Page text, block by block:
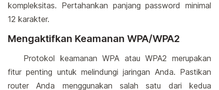
kompleksitas. Pertahankan panjang password minimal
12 karakter.
Mengaktifkan Keamanan WPA/WPA2
Protokol keamanan WPA atau WPA2 merupakan
fitur penting untuk melindungi jaringan Anda. Pastikan
router Anda menggunakan salah satu dari kedua